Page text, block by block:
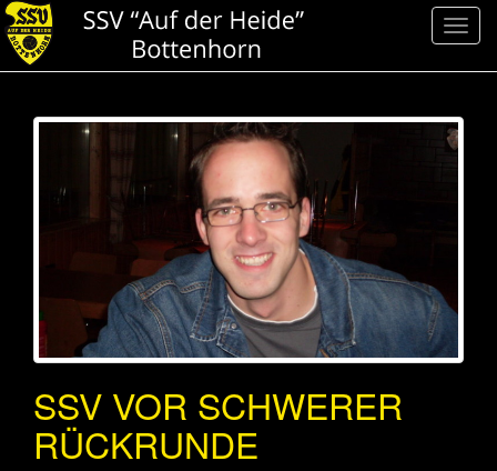
S
l
t
g
t
SSV VOR SCHWERER
RÜCKRUNDE